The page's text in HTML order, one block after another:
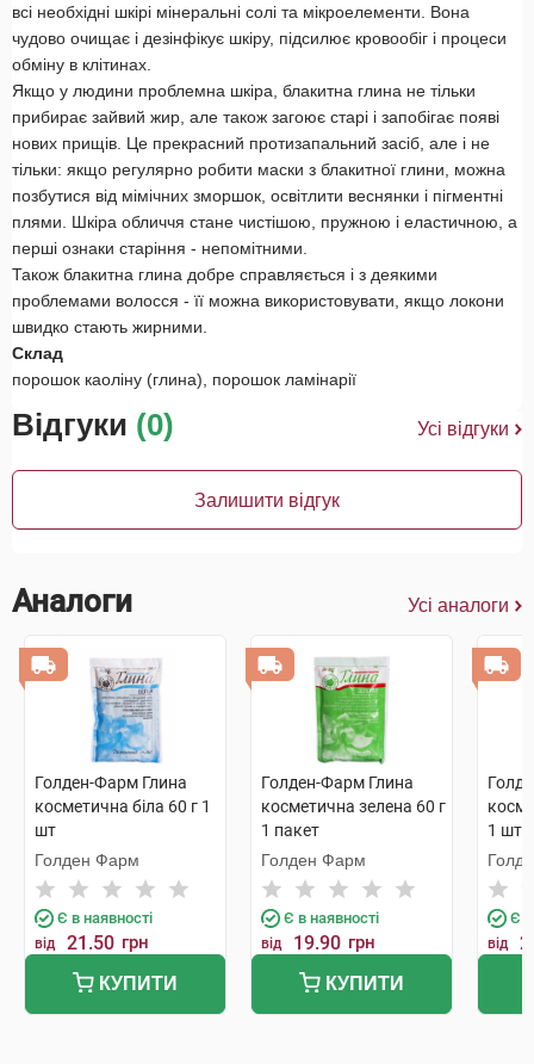
всі необхідні шкірі мінеральні солі та мікроелементи. Вона
чудово очищає і дезінфікує шкіру, підсилює кровообіг і процеси
обміну в клітинах.
Якщо у людини проблемна шкіра, блакитна глина не тільки
прибирає зайвий жир, але також загоює старі і запобігає появі
нових прищів. Це прекрасний протизапальний засіб, але і не
тільки: якщо регулярно робити маски з блакитної глини, можна
позбутися від мімічних зморшок, освітлити веснянки і пігментні
плями. Шкіра обличчя стане чистішою, пружною і еластичною, а
перші ознаки старіння - непомітними.
Також блакитна глина добре справляється і з деякими
проблемами волосся - її можна використовувати, якщо локони
швидко стають жирними.
Склад
порошок каоліну (глина), порошок ламінарії
Відгуки (0) Усі відгуки
Залишити відгук
Аналоги Усі аналоги
Голден-Фарм Глина
косметична біла 60 г 1
шт
Голден Фарм
Є в наявності
від 21.50 грн
КУПИТИ
Голден-Фарм Глина
косметична зелена 60 г
1 пакет
Голден Фарм
Є в наявності
від 19.90 грн
КУПИТИ
1 шт
Є в
від